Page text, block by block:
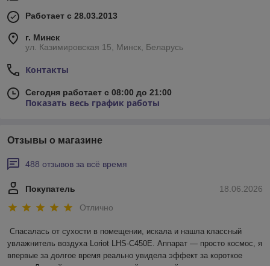
Работает с 28.03.2013
г. Минск
ул. Казимировская 15, Минск, Беларусь
Контакты
Сегодня работает с 08:00 до 21:00
Показать весь график работы
Отзывы о магазине
488 отзывов за всё время
18.06.2026
Покупатель
Отлично
Спасалась от сухости в помещении, искала и нашла классный
увлажнитель воздуха Loriot LHS-C450E. Аппарат — просто космос, я
впервые за долгое время реально увидела эффект за короткое